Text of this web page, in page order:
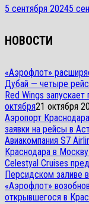
5 сентября 20245
НОВОСТИ
«Аэрофлот»
Дубай — четыре
Red Wings
октября21 октября
Аэропорт
заявки на рейсы в
Авиакомпания S7
Краснодара в
Celestyal Cruises
Персидском заливе
«Аэрофлот»
открывшегося в